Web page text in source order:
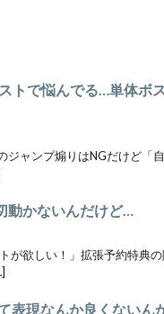
トで悩んでる…単体ボ
ジャンプ煽りはNGだけど「
動かないんだけど…
が欲しい！」拡張予約特典
表現なんか良くないん